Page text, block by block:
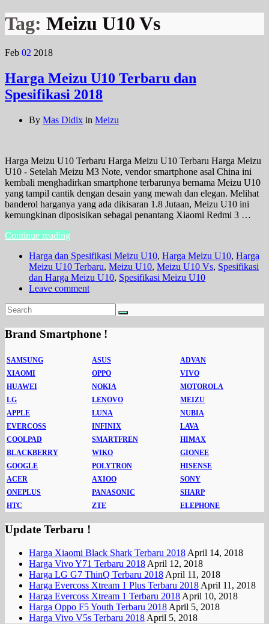
Tag: Meizu U10 Vs
Feb 02 2018
Harga Meizu U10 Terbaru dan
Spesifikasi 2018
By Mas Didix in Meizu
Harga Meizu U10 Terbaru Harga Meizu U10 Terbaru Harga Meizu
U10 - Setelah Meizu M3 Note, vendor smartphone asal China ini
kembali menghadirkan smartphone terbarunya bernama Meizu U10
yang tampil cantik dengan desain yang mewah dan elegan. Melihat
banderol harganya yang ada dikisaran 1.8 Jutaan, Meizu U10 ini
kemungkinan diposisikan sebagai penantang Xiaomi Redmi 3 …
Continue reading
Harga dan Spesifikasi Meizu U10, Harga Meizu U10, Harga
Meizu U10 Terbaru, Meizu U10, Meizu U10 Vs, Spesifikasi
dan Harga Meizu U10, Spesifikasi Meizu U10
Leave comment
Brand Smartphone !
SAMSUNG ASUS
ADVAN
XIAOMI
OPPO
VIVO
HUAWEI
NOKIA
MOTOROLA
LG
LENOVO
MEIZU
APPLE
LUNA
NUBIA
EVERCOSS
INFINIX
LAVA
COOLPAD
SMARTFREN
HIMAX
BLACKBERRY
WIKO
GIONEE
GOOGLE
POLYTRON
HISENSE
ACER
AXIOO
SONY
ONEPLUS
PANASONIC
SHARP
HTC
ZTE ELEPHONE
Update Terbaru !
Harga Xiaomi Black Shark Terbaru 2018 April 14, 2018
Harga Vivo Y71 Terbaru 2018 April 12, 2018
Harga LG G7 ThinQ Terbaru 2018 April 11, 2018
Harga Evercoss Xtream 1 Plus Terbaru 2018 April 11, 2018
Harga Evercoss Xtream 1 Terbaru 2018 April 10, 2018
Harga Oppo F5 Youth Terbaru 2018 April 5, 2018
Harga Vivo V5s Terbaru 2018 April 5, 2018